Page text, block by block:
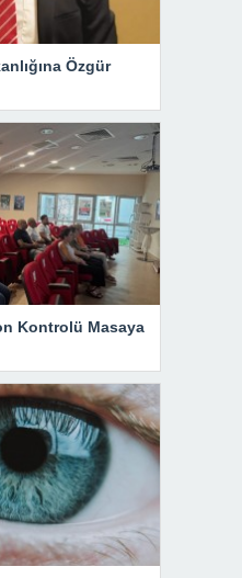
Özgür
Kontrolü Masaya